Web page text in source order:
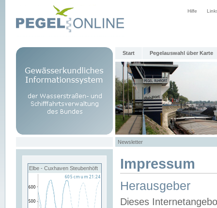
Hilfe
Start Pegelauswahl über Karte
Newsletter
Elbe - Cuxhaven Steubenhöft Impressum
Herausgeber
Dieses